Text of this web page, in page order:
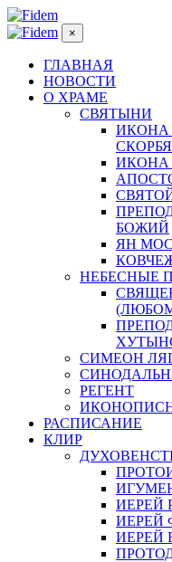
×
ГЛАВНАЯ
НОВОСТИ
О ХРАМЕ
СВЯТЫНИ
ИКОНА
ИКОНА
БОЖИЙ
ЯН
НЕБЕСНЫЕ
СИМЕОН
РЕГЕНТ
РАСПИСАНИЕ
КЛИР
ИЕРЕЙ
ИЕРЕЙ
ИЕРЕЙ